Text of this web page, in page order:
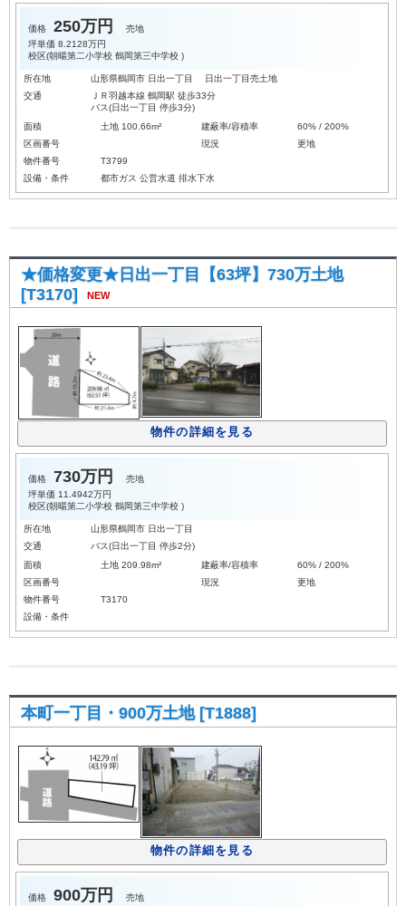
価格 250万円
売地
坪単価 8.2128万円
校区(朝暘第二小学校 鶴岡第三中学校 )
所在地
山形県鶴岡市 日出一丁目 日出一丁目売土地
交通
ＪＲ羽越本線 鶴岡駅 徒歩33分
バス(日出一丁目 停歩3分)
面積
土地 100.66m² 建蔽率/容積率
60% / 200%
区画番号
現況
更地
物件番号
T3799
設備・条件
都市ガス 公営水道 排水下水
★価格変更★日出一丁目【63坪】730万土地
[T3170]
NEW
物件の詳細を見る
価格 730万円
売地
坪単価 11.4942万円
校区(朝暘第二小学校 鶴岡第三中学校 )
所在地
山形県鶴岡市 日出一丁目
交通
バス(日出一丁目 停歩2分)
面積
土地 209.98m² 建蔽率/容積率
60% / 200%
区画番号
現況
更地
物件番号
T3170
設備・条件
本町一丁目・900万土地 [T1888]
物件の詳細を見る
価格 900万円 売地